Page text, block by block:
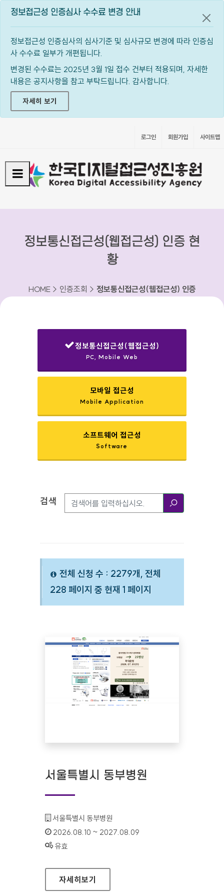
정보접근성 인증심사 수수료 변경 안내
정보접근성 인증심사의 심사기준 및 심사규모 변경에 따라 인증심
사 수수료 일부가 개편됩니다.
변경된 수수료는 2025년 3월 1일 접수 건부터 적용되며, 자세한
내용은 공지사항을 참고 부탁드립니다. 감사합니다.
자세히 보기
공지
로그인 회원가입 사이트맵
정보통신접근성(웹접근성) 인증 현
황
HOME > 인증조회 > 정보통신접근성(웹접근성) 인증
정보통신접근성(웹접근성)
PC, Mobile Web
모바일 접근성
Mobile Application
소프트웨어 접근성
Software
검색옵션
검색
전체 신청 수 : 2279개, 전체
228 페이지 중 현재 1 페이지
서울특별시 동부병원
기관명 :
서울특별시 동부병원
인증기간 :
2026.08.10 ~ 2027.08.09
상태 :
유효
서울특별시 동부병원
자세히보기